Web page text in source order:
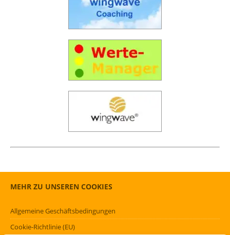
MEHR ZU UNSEREN COOKIES
Allgemeine Geschäftsbedingungen
Cookie-Richtlinie (EU)